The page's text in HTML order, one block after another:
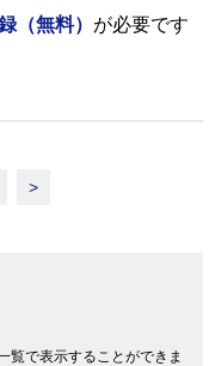
（無料） が必要です
>
覧で表示することができま